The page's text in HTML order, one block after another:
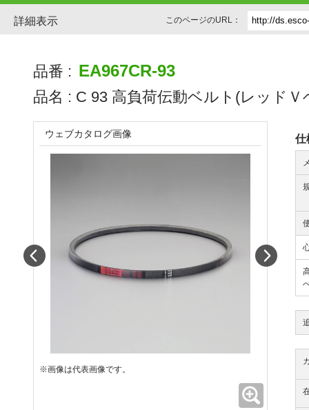
詳細表示 このページのURL：
品番 : EA967CR-93
品名 : C 93 高負荷伝動ベルト(レッドＶ
仕
ウェブカタログ画像
※画像は代表画像です。